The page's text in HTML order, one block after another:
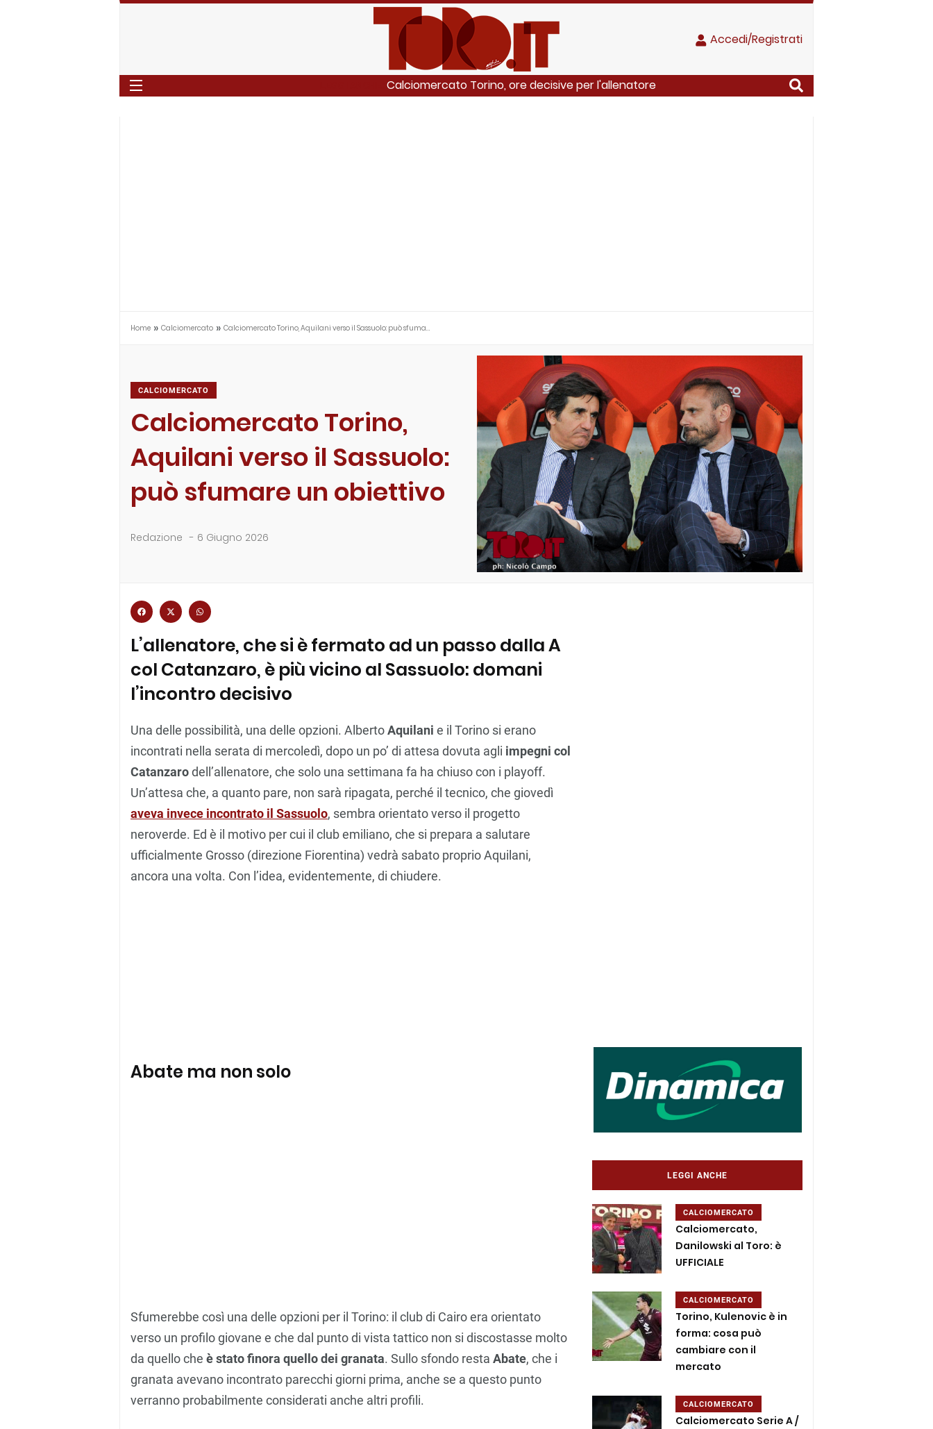
Accedi/Registrati
Calciomercato Torino, ore decisive per l'allenatore
Home » Calciomercato » Calciomercato Torino, Aquilani verso il Sassuolo: può sfuma…
CALCIOMERCATO
Calciomercato Torino,
Aquilani verso il Sassuolo:
può sfumare un obiettivo
Redazione - 6 Giugno 2026
L’allenatore, che si è fermato ad un passo dalla A
col Catanzaro, è più vicino al Sassuolo: domani
l’incontro decisivo
Una delle possibilità, una delle opzioni. AlbertoAquilani e il Torino si erano
incontrati nella serata di mercoledì, dopo un po’ di attesa dovuta agli impegni col
Catanzarodell’allenatore, che solo una settimana fa ha chiuso con i playoff.
Un’attesa che, a quanto pare, non sarà ripagata, perché il tecnico, che giovedì
aveva invece incontrato il Sassuolo, sembra orientato verso il progetto
neroverde. Ed è il motivo per cui il club emiliano, che si prepara a salutare
ufficialmente Grosso (direzione Fiorentina) vedrà sabato proprio Aquilani,
ancora una volta. Con l’idea, evidentemente, di chiudere.
Abate ma non solo
Sfumerebbe così una delle opzioni per il Torino: il club di Cairo era orientato
verso un profilo giovane e che dal punto di vista tattico non si discostasse molto
da quello che è stato finora quello dei granata. Sullo sfondo resta Abate, che i
granata avevano incontrato parecchi giorni prima, anche se a questo punto
verranno probabilmente considerati anche altri profili.
LEGGI ANCHE
CALCIOMERCATO
Calciomercato,
Danilowski al Toro: è
UFFICIALE
CALCIOMERCATO
Torino, Kulenovic è in
forma: cosa può
cambiare con il
mercato
CALCIOMERCATO
Calciomercato Serie A /